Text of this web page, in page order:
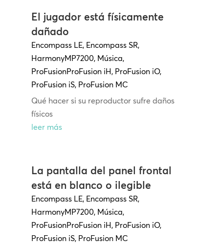
El jugador está físicamente
dañado
Encompass LE, Encompass SR,
HarmonyMP7200, Música,
ProFusionProFusion iH, ProFusion iO,
ProFusion iS, ProFusion MC
Qué hacer si su reproductor sufre daños
físicos
leer más
La pantalla del panel frontal
está en blanco o ilegible
Encompass LE, Encompass SR,
HarmonyMP7200, Música,
ProFusionProFusion iH, ProFusion iO,
ProFusion iS, ProFusion MC